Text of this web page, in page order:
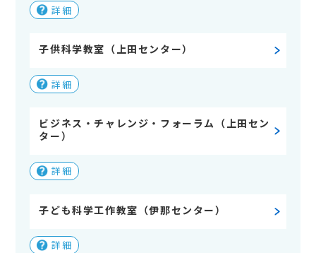
詳細
子供科学教室（上田センター）
詳細
ビジネス・チャレンジ・フォーラム（上田セン
ター）
詳細
子ども科学工作教室（伊那センター）
詳細